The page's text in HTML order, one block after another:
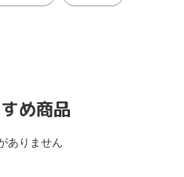
め商品
ありません